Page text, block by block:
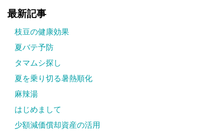
最新記事
枝豆の健康効果
夏バテ予防
タマムシ探し
夏を乗り切る暑熱順化
麻辣湯
はじめまして
少額減価償却資産の活用